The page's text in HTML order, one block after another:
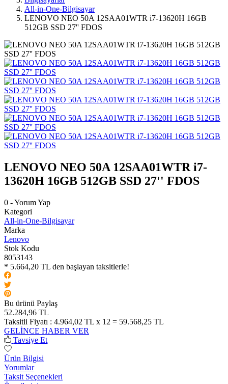
All-in-One-Bilgisayar
LENOVO NEO 50A 12SAA01WTR i7-13620H 16GB
512GB SSD 27'' FDOS
LENOVO NEO 50A 12SAA01WTR i7-
13620H 16GB 512GB SSD 27'' FDOS
0 - Yorum Yap
Kategori
All-in-One-Bilgisayar
Marka
Lenovo
Stok Kodu
8053143
* 5.664,20 TL den başlayan taksitlerle!
Bu ürünü Paylaş
52.284,96 TL
Taksitli Fiyatı : 4.964,02 TL x 12 = 59.568,25 TL
GELİNCE HABER VER
Tavsiye Et
Ürün Bilgisi
Yorumlar
Taksit Seçenekleri